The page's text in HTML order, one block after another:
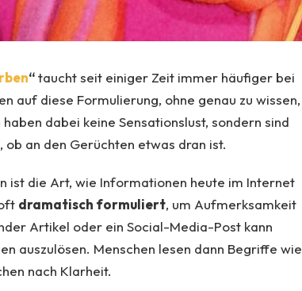
“taucht seit einiger Zeit immer häufiger bei
auf diese Formulierung, ohne genau zu wissen,
dabei keine Sensationslust, sondern sind
ob an den Gerüchten etwas dran ist.
ist die Art, wie Informationen heute im Internet
dramatisch formuliert, um Aufmerksamkeit
Artikel oder ein Social-Media-Post kann
auszulösen. Menschen lesen dann Begriffe wie
nach Klarheit.